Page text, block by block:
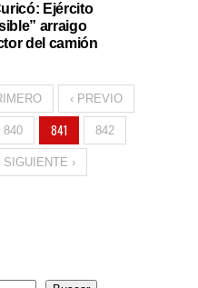
Ejército
arraigo
del camión
‹ PREVIO
840 841 842
SIGUIENTE ›